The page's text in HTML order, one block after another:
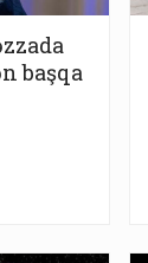
başqa